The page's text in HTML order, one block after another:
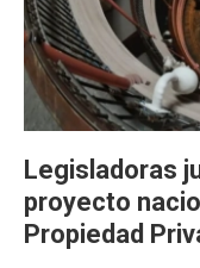
Legisladoras
proyecto
Propiedad